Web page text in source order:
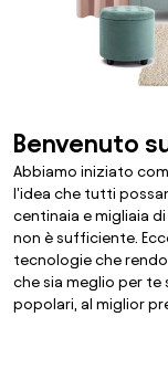
Benvenuto
Abbiamo iniziato
l'idea che tutti
centinaia e migliaia
non è sufficiente.
tecnologie che
che sia meglio per te
popolari, al miglior